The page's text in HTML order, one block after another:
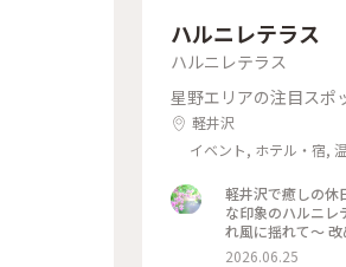
ハルニレテラス
ハルニレテラス
星野エリアの注目スポ
軽井沢
イベント, ホテル・宿,
軽井沢で癒しの休
な印象のハルニレ
れ風に揺れて〜
た。 （週末はど
2026.06.25